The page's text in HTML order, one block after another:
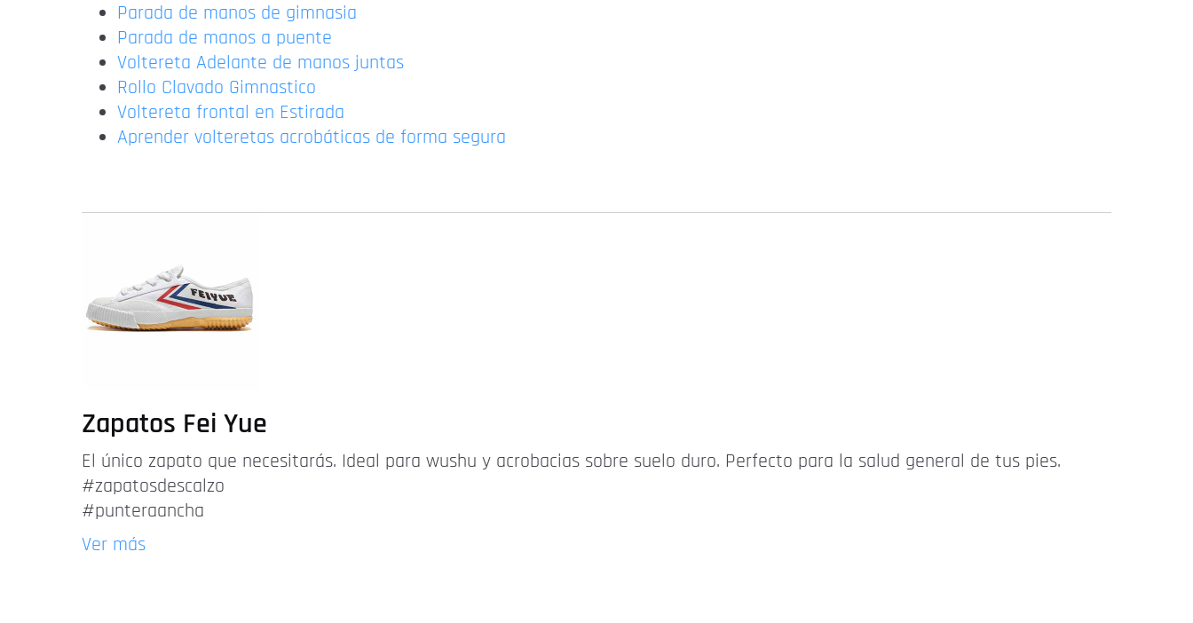
Parada de manos de gimnasia
Parada de manos a puente
Voltereta Adelante de manos juntas
Rollo Clavado Gimnastico
Voltereta frontal en Estirada
Aprender volteretas acrobáticas de forma segura
Zapatos Fei Yue
El único zapato que necesitarás. Ideal para wushu y acrobacias sobre suelo duro. Perfecto para la salud general de tus pies.
#zapatosdescalzo
#punteraancha
Ver más